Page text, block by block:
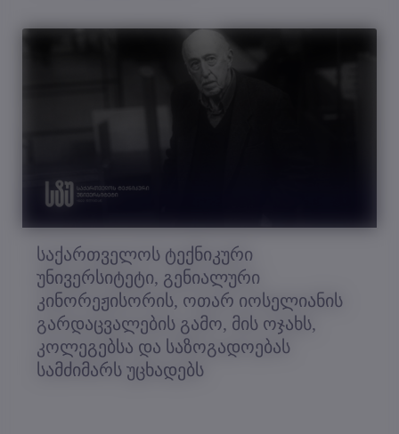
საქართველოს ტექნიკური
უნივერსიტეტი, გენიალური
კინორეჟისორის, ოთარ იოსელიანის
გარდაცვალების გამო, მის ოჯახს,
კოლეგებსა და საზოგადოებას
სამძიმარს უცხადებს